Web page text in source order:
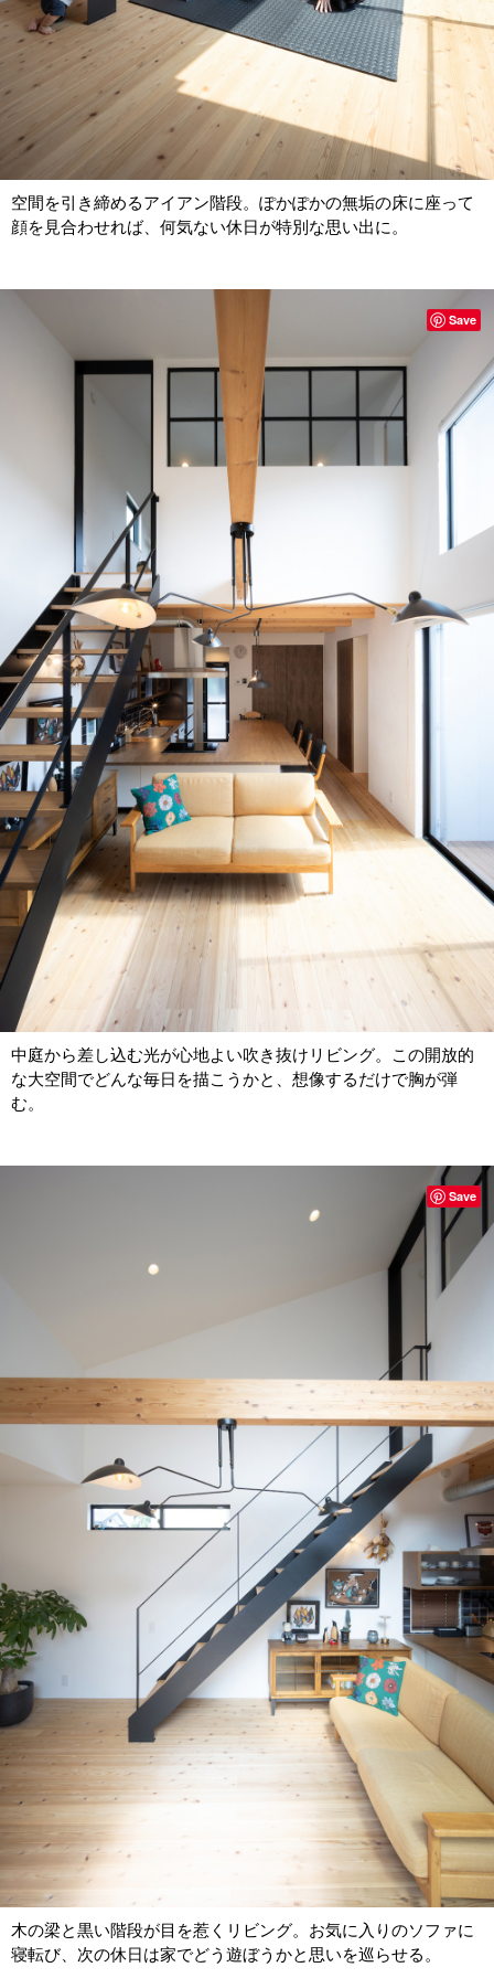
空間を引き締めるアイアン階段。ぽかぽかの無垢の床に座って
顔を見合わせれば、何気ない休日が特別な思い出に。
中庭から差し込む光が心地よい吹き抜けリビング。この開放的
な大空間でどんな毎日を描こうかと、想像するだけで胸が弾
む。
Save
木の梁と黒い階段が目を惹くリビング。お気に入りのソファに
寝転び、次の休日は家でどう遊ぼうかと思いを巡らせる。
Save